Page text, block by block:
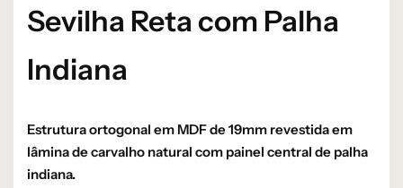
Sevilha Reta com Palha
Indiana
Estrutura ortogonal em MDF de 19mm revestida em
lâmina de carvalho natural com painel central de palha
indiana.